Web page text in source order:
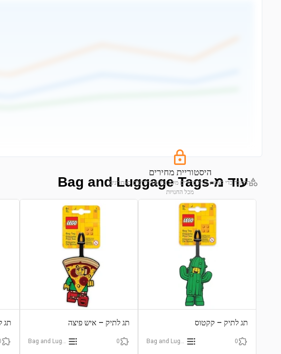
היסטוריית מחירים
התחבר כדי לצפות בגרף מחירים מלא של 6 החודשים האחרונים
מכל החנויות
התחבר לצפייה בגרף
עוד מ-Bag and Luggage Tags
תג לתיק – קקטוס
0
תג לתיק – איש פיצה
0
תג